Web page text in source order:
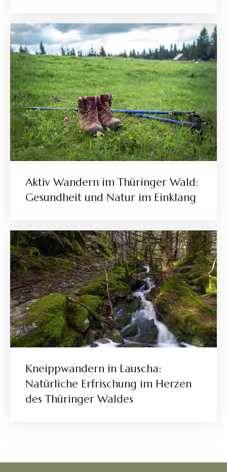
Aktiv Wandern im Thüringer Wald:
Gesundheit und Natur im Einklang
Kneippwandern in Lauscha:
Natürliche Erfrischung im Herzen
des Thüringer Waldes